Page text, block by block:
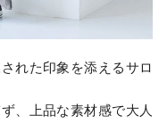
れた印象を添えるサロ
、上品な素材感で大人